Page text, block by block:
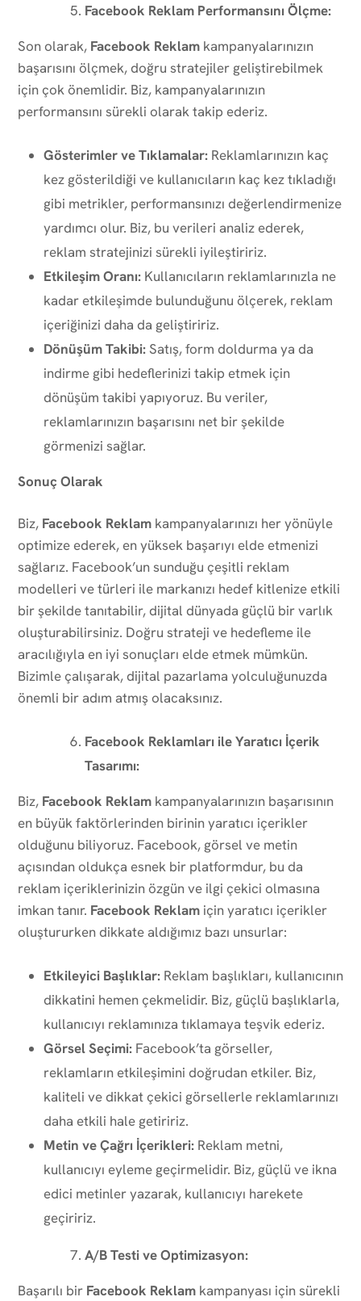
Facebook Reklam Performansını Ölçme:
Son olarak, Facebook Reklam kampanyalarınızın
başarısını ölçmek, doğru stratejiler geliştirebilmek
için çok önemlidir. Biz, kampanyalarınızın
performansını sürekli olarak takip ederiz.
Gösterimler ve Tıklamalar: Reklamlarınızın kaç
kez gösterildiği ve kullanıcıların kaç kez tıkladığı
gibi metrikler, performansınızı değerlendirmenize
yardımcı olur. Biz, bu verileri analiz ederek,
reklam stratejinizi sürekli iyileştiririz.
Etkileşim Oranı: Kullanıcıların reklamlarınızla ne
kadar etkileşimde bulunduğunu ölçerek, reklam
içeriğinizi daha da geliştiririz.
Dönüşüm Takibi: Satış, form doldurma ya da
indirme gibi hedeflerinizi takip etmek için
dönüşüm takibi yapıyoruz. Bu veriler,
reklamlarınızın başarısını net bir şekilde
görmenizi sağlar.
Sonuç Olarak
Biz, Facebook Reklam kampanyalarınızı her yönüyle
optimize ederek, en yüksek başarıyı elde etmenizi
sağlarız. Facebook’un sunduğu çeşitli reklam
modelleri ve türleri ile markanızı hedef kitlenize etkili
bir şekilde tanıtabilir, dijital dünyada güçlü bir varlık
oluşturabilirsiniz. Doğru strateji ve hedefleme ile
aracılığıyla en iyi sonuçları elde etmek mümkün.
Bizimle çalışarak, dijital pazarlama yolculuğunuzda
önemli bir adım atmış olacaksınız.
Facebook Reklamları ile Yaratıcı İçerik
Tasarımı:
Biz, Facebook Reklam kampanyalarınızın başarısının
en büyük faktörlerinden birinin yaratıcı içerikler
olduğunu biliyoruz. Facebook, görsel ve metin
açısından oldukça esnek bir platformdur, bu da
reklam içeriklerinizin özgün ve ilgi çekici olmasına
imkan tanır. Facebook Reklam için yaratıcı içerikler
oluştururken dikkate aldığımız bazı unsurlar:
Etkileyici Başlıklar: Reklam başlıkları, kullanıcının
dikkatini hemen çekmelidir. Biz, güçlü başlıklarla,
kullanıcıyı reklamınıza tıklamaya teşvik ederiz.
Görsel Seçimi: Facebook’ta görseller,
reklamların etkileşimini doğrudan etkiler. Biz,
kaliteli ve dikkat çekici görsellerle reklamlarınızı
daha etkili hale getiririz.
Metin ve Çağrı İçerikleri: Reklam metni,
kullanıcıyı eyleme geçirmelidir. Biz, güçlü ve ikna
edici metinler yazarak, kullanıcıyı harekete
geçiririz.
A/B Testi ve Optimizasyon:
Başarılı bir Facebook Reklam kampanyası için sürekli